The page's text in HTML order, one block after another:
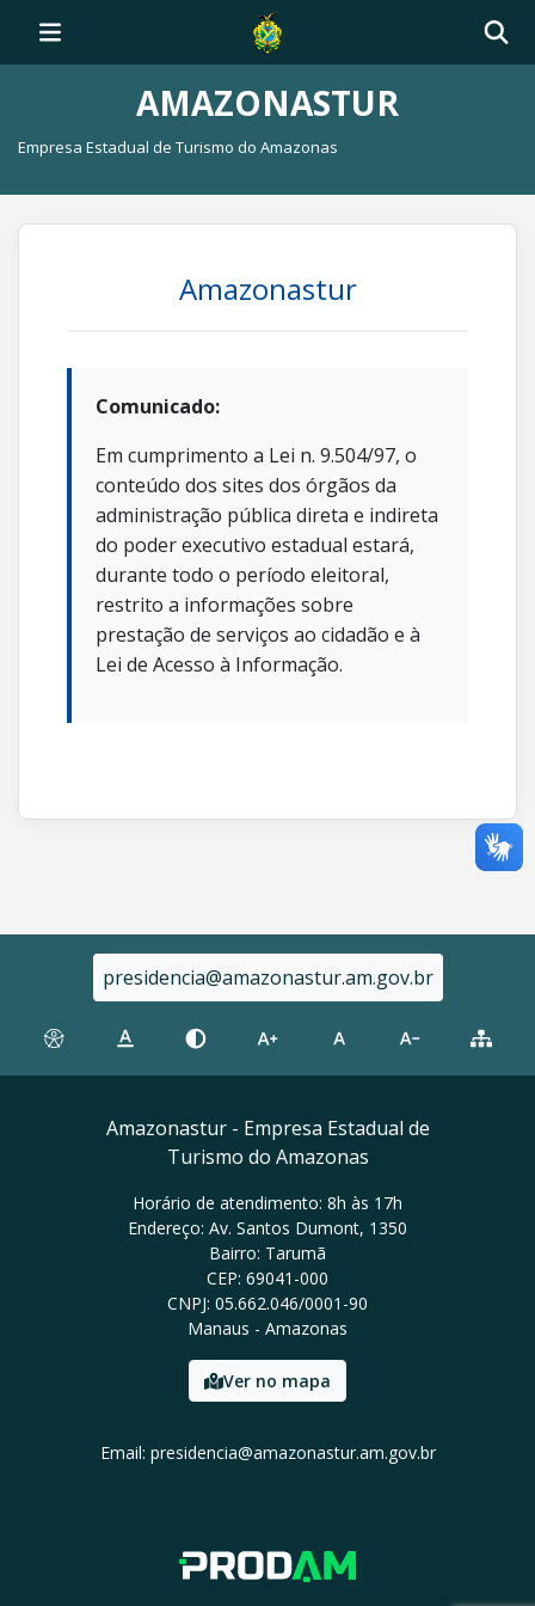
AMAZONASTUR
Empresa Estadual de Turismo do Amazonas
Amazonastur
Comunicado:
Em cumprimento a Lei n. 9.504/97, o
conteúdo dos sites dos órgãos da
administração pública direta e indireta
do poder executivo estadual estará,
durante todo o período eleitoral,
restrito a informações sobre
prestação de serviços ao cidadão e à
Lei de Acesso à Informação.
presidencia@amazonastur.am.gov.br
Amazonastur - Empresa Estadual de
Turismo do Amazonas
Horário de atendimento: 8h às 17h
Endereço: Av. Santos Dumont, 1350
Bairro: Tarumã
CEP: 69041-000
CNPJ: 05.662.046/0001-90
Manaus - Amazonas
Ver no mapa
Email: presidencia@amazonastur.am.gov.br